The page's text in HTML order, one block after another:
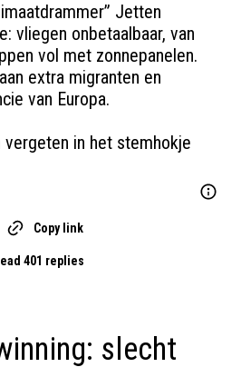
Jetten
vliegen onbetaalbaar, van
vol met zonnepanelen.
extra migranten en
van Europa.
vergeten in het stemhokje
Copy link
401 replies
slecht